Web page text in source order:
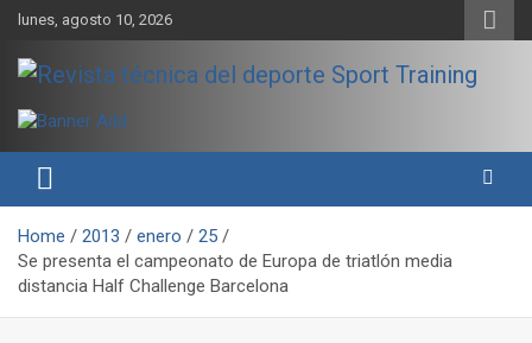
Skip
content
lunes, agosto 10, 2026
Revista técnica del deporte
Sport Training
rendimiento, nutrición y entrenamiento.
Home 2013 enero
25
Se presenta el campeonato de Europa de triatlón media
distancia Half Challenge Barcelona